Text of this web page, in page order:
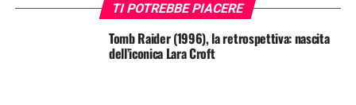
TI POTREBBE PIACERE
Tomb Raider (1996), la retrospettiva: nascita
dell’iconica Lara Croft